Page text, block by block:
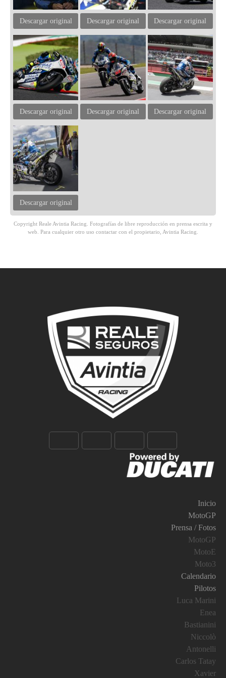
Descargar original Descargar original Descargar original
Descargar original Descargar original Descargar original
Descargar original
Copyright Reale Avintia Racing. Fotografías de libre reproducción en prensa escrita y
web. Para cualquier otro uso contactar con el propietario, Avintia Racing.
Inicio
MotoGP
Prensa / Fotos
MotoGP
MotoE
Moto3
Calendario
Pilotos
Luca Marini
Enea
Bastianini
Niccolò
Antonelli
Carlos Tatay
Xavier